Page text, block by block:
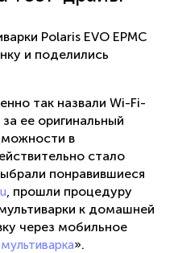
Polaris EVO EPMC
и поделились
так назвали Wi-Fi-
ее оригинальный
в
стало
понравившиеся
, прошли процедуру
к домашней
через мобильное
».